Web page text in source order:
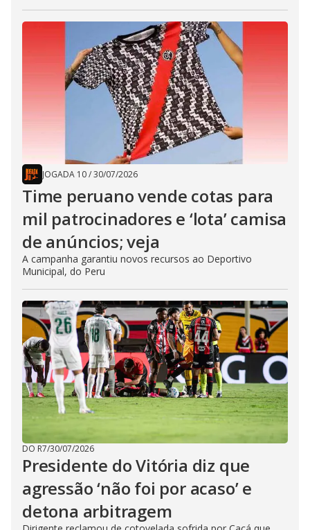
JOGADA 10/30/07/2026
Time peruano vende cotas para
mil patrocinadores e ‘lota’ camisa
de anúncios; veja
A campanha garantiu novos recursos ao Deportivo
Municipal, do Peru
DO R7/30/07/2026
Presidente do Vitória diz que
agressão ‘não foi por acaso’ e
detona arbitragem